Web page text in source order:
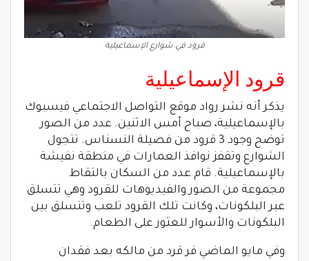
قرود في شوارع الإسماعيلية
قرود الإسماعيلية
يذكر أنه نشر رواد موقع التواصل الاجتماعي فيسبوك
بالإسماعيلية، صباح أمس الاثنين. عدد من الصور
توضح وجود 3 قرود من فصيلة النسناس. تتجول
الشوارع وتقفز نوافذ العمارات في منطقة نفيشة
بالإسماعيلية. قام عدد من السكان بالتقاط
مجموعة من الصور والفيديوهات للقرود وهي تتسلق
عبر البلكونات، وكانت تلك القرود تلعب وتتسلق بين
البلكونات والأسوار للعثور على الطعام.
وفي مايو الماضي فر قرد من مالكه بعد فقدان